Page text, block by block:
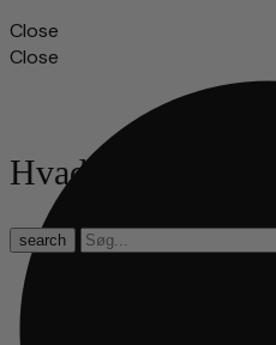
Close
Close
Hvad leder du
search